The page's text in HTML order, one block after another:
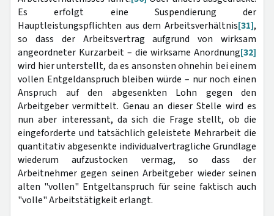
Es erfolgt eine Suspendierung der
Hauptleistungspflichten aus dem Arbeitsverhältnis[31],
so dass der Arbeitsvertrag aufgrund von wirksam
angeordneter Kurzarbeit – die wirksame Anordnung[32]
wird hier unterstellt, da es ansonsten ohnehin bei einem
vollen Entgeldanspruch bleiben würde – nur noch einen
Anspruch auf den abgesenkten Lohn gegen den
Arbeitgeber vermittelt. Genau an dieser Stelle wird es
nun aber interessant, da sich die Frage stellt, ob die
eingeforderte und tatsächlich geleistete Mehrarbeit die
quantitativ abgesenkte individualvertragliche Grundlage
wiederum aufzustocken vermag, so dass der
Arbeitnehmer gegen seinen Arbeitgeber wieder seinen
alten "vollen" Entgeltanspruch für seine faktisch auch
"volle" Arbeitstätigkeit erlangt.